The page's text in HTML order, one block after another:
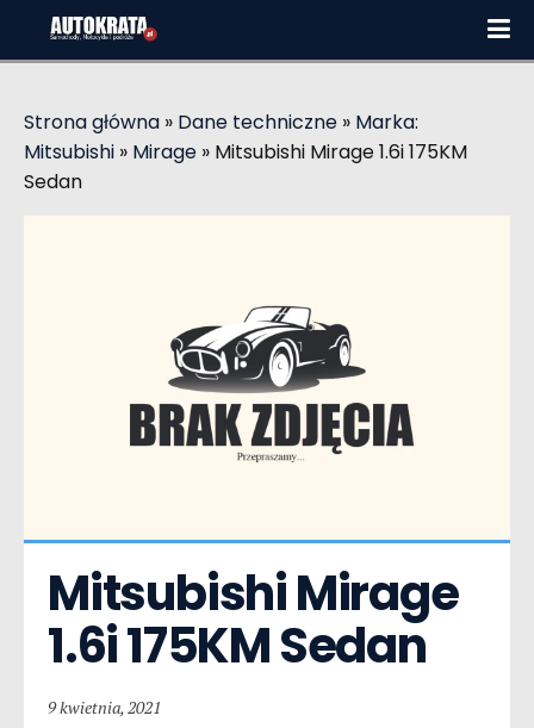
Strona główna » Dane techniczne » Marka:
Mitsubishi » Mirage » Mitsubishi Mirage 1.6i 175KM
Sedan
Mitsubishi Mirage
1.6i 175KM Sedan
9 kwietnia, 2021